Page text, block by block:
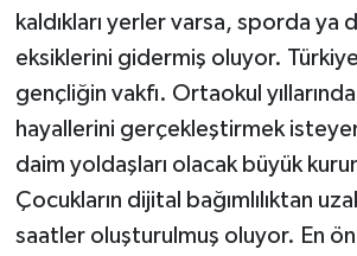
kaldıkları yerler varsa, sporda ya
eksiklerini gidermiş oluyor.
gençliğin vakfı. Ortaokul
hayallerini gerçekleştirmek
daim yoldaşları olacak büyük
Çocukların dijital bağımlılıktan
saatler oluşturulmuş oluyor. En